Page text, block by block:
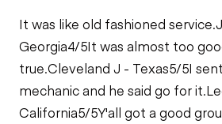
It was like old fashioned service.
Georgia4/5It was almost too
true.Cleveland J - Texas5/5I
mechanic and he said go for it.
California5/5Y'all got a good